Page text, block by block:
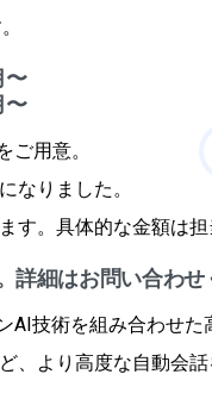
〜
〜
用意。
なりました。
す。具体的な金額は
細はお問い合わせ
技術を組み合わせ
より高度な自動会